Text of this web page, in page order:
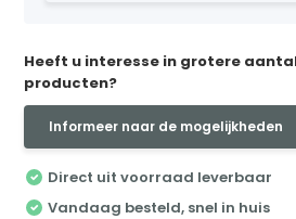
Heeft u interesse in grotere
producten?
Informeer naar de mogelijkheden
Direct uit voorraad leverbaar
Vandaag besteld, snel in huis